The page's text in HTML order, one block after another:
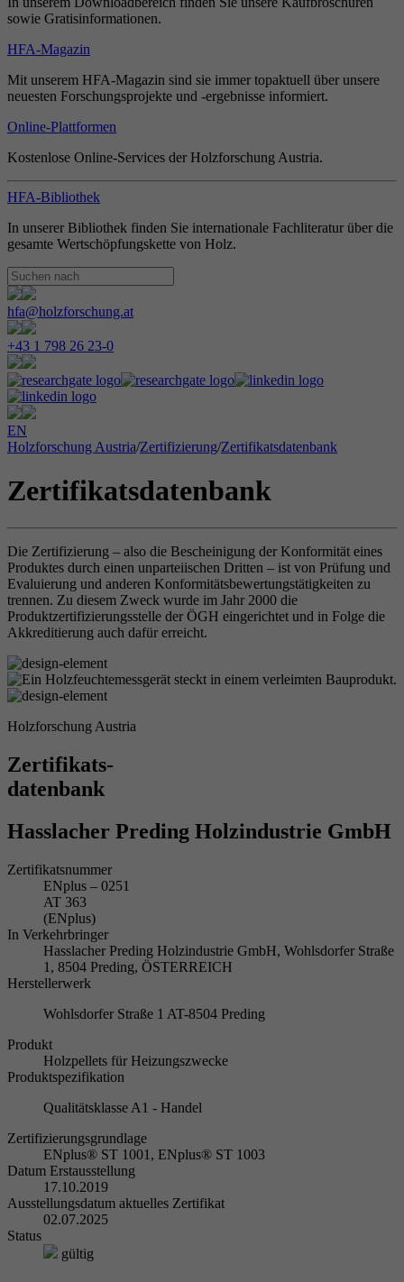
sowie Gratisinformationen.
HFA-Magazin
Mit unserem HFA-Magazin sind sie immer topaktuell über unsere
neuesten Forschungsprojekte und -ergebnisse informiert.
Online-Plattformen
Kostenlose Online-Services der Holzforschung Austria.
HFA-Bibliothek
In unserer Bibliothek finden Sie internationale Fachliteratur über die
gesamte Wertschöpfungskette von Holz.
hfa@holzforschung.at
+43 1 798 26 23-0
EN
Holzforschung Austria/Zertifizierung/Zertifikatsdatenbank
Zertifikatsdatenbank
Die Zertifizierung – also die Bescheinigung der Konformität eines
Produktes durch einen unparteiischen Dritten – ist von Prüfung und
Evaluierung und anderen Konformitätsbewertungstätigkeiten zu
trennen. Zu diesem Zweck wurde im Jahr 2000 die
Produktzertifizierungsstelle der ÖGH eingerichtet und in Folge die
Akkreditierung auch dafür erreicht.
Holzforschung Austria
Zertifikats-
datenbank
Hasslacher Preding Holzindustrie GmbH
Zertifikatsnummer
ENplus – 0251
AT 363
(ENplus)
In Verkehrbringer
Hasslacher Preding Holzindustrie GmbH, Wohlsdorfer Straße
1, 8504 Preding, ÖSTERREICH
Herstellerwerk
Wohlsdorfer Straße 1 AT-8504 Preding
Produkt
Holzpellets für Heizungszwecke
Produktspezifikation
Qualitätsklasse A1 - Handel
Zertifizierungsgrundlage
ENplus® ST 1001, ENplus® ST 1003
Datum Erstausstellung
17.10.2019
Ausstellungsdatum aktuelles Zertifikat
02.07.2025
Status
gültig